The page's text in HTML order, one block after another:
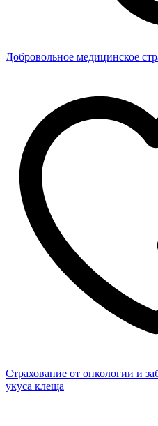
Добровольное медицинское
Страхование от онкологии и
укуса клеща